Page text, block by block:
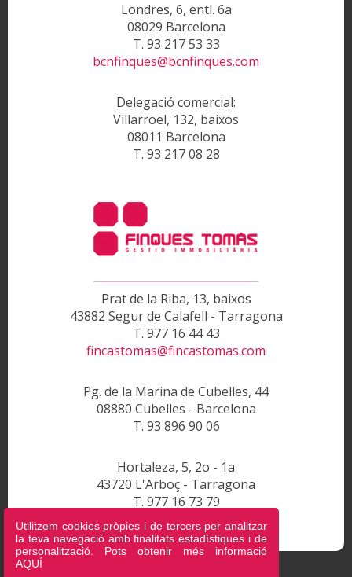
Utilitzem cookies pròpies i de tercers per analitzar
la teva navegació amb finalitats estadístiques i de
personalització. Pots obtenir més informació
AQUÍ
Londres, 6, entl. 6a
08029 Barcelona
T. 93 217 53 33
bcnfinques@bcnfinques.com
Delegació comercial:
Villarroel, 132, baixos
08011 Barcelona
T. 93 217 08 28
Prat de la Riba, 13, baixos
43882 Segur de Calafell - Tarragona
T. 977 16 44 43
fincastomas@fincastomas.com
Pg. de la Marina de Cubelles, 44
08880 Cubelles - Barcelona
T. 93 896 90 06
Hortaleza, 5, 2o - 1a
43720 L'Arboç - Tarragona
T. 977 16 73 79
fincastomas@fincastomas.com